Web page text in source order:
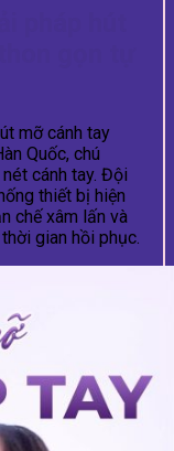
mỡ cánh tay
Quốc, chú
cánh tay. Đội
thiết bị hiện
chế xâm lấn và
gian hồi phục.